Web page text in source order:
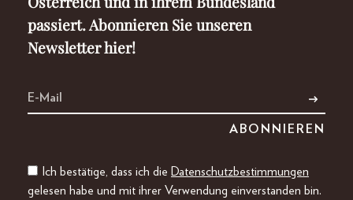
passiert. Abonnieren Sie unseren
Newsletter hier!
Ich bestätige, dass ich die Datenschutzbestimmungen
gelesen habe und mit ihrer Verwendung einverstanden bin.